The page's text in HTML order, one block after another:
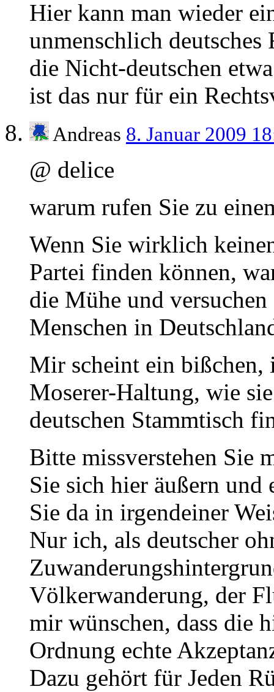
Hier kann man wieder
unmenschlich deutsches
die Nicht-deutschen
ist das nur für ein
Andreas 8. Januar 2009
@ delice
warum rufen Sie zu
Wenn Sie wirklich
Partei finden können,
die Mühe und
Menschen in
Mir scheint ein bißchen,
Moserer-Haltung, wie
deutschen Stammtisch
Bitte missverstehen Sie
Sie sich hier äußern
Sie da in irgendeiner
Nur ich, als deutscher
Völkerwanderung, der
mir wünschen, dass die
Ordnung echte
Dazu gehört für Jeden